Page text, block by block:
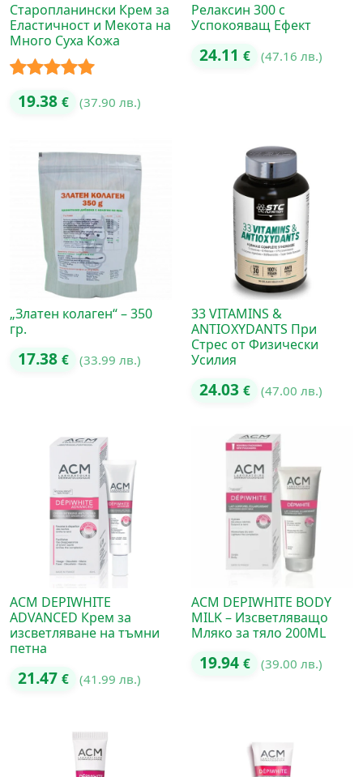
Старопланински Крем за
Еластичност и Мекота на
Много Суха Кожа
Оценено с
19.38 € (37.90 лв.)
Релаксин 300 с
Успокояващ Ефект
24.11 € (47.16 лв.)
„Златен колаген“ – 350
гр.
17.38 € (33.99 лв.)
33 VITAMINS &
ANTIOXYDANTS При
Стрес от Физически
Усилия
24.03 € (47.00 лв.)
ACM DEPIWHITE
ADVANCED Крем за
изсветляване на тъмни
петна
21.47 € (41.99 лв.)
ACM DEPIWHITE BODY
MILK – Изсветляващо
Мляко за тяло 200ML
19.94 € (39.00 лв.)